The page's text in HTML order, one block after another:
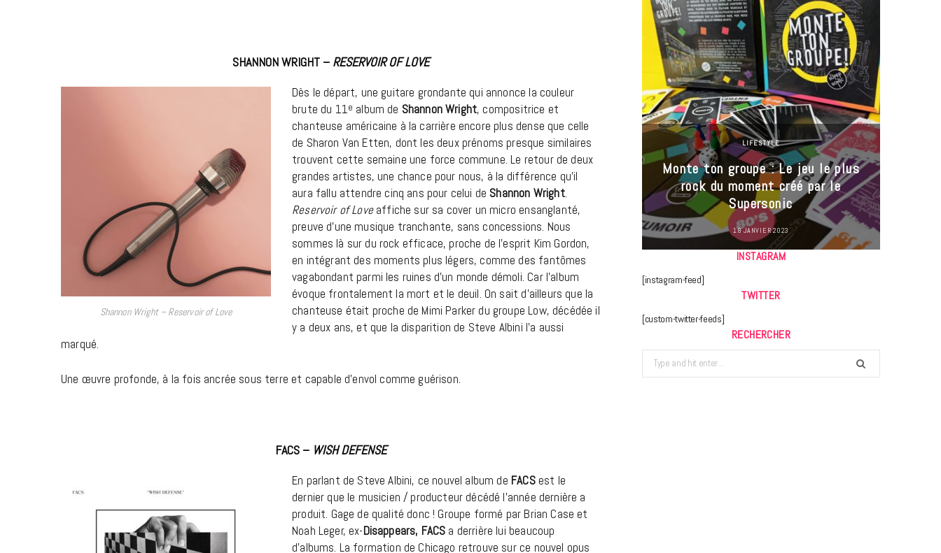
SHANNON WRIGHT – RESERVOIR OF LOVE
Shannon Wright – Reservoir of Love
Dès le départ, une guitare grondante qui annonce la couleur
brute du 11e album de Shannon Wright, compositrice et
chanteuse américaine à la carrière encore plus dense que celle
de Sharon Van Etten, dont les deux prénoms presque similaires
trouvent cette semaine une force commune. Le retour de deux
grandes artistes, une chance pour nous, à la différence qu’il
aura fallu attendre cinq ans pour celui de Shannon Wright.
Reservoir of Loveaffiche sur sa cover un micro ensanglanté,
preuve d’une musique tranchante, sans concessions. Nous
sommes là sur du rock efficace, proche de l’esprit Kim Gordon,
en intégrant des moments plus légers, comme des fantômes
vagabondant parmi les ruines d’un monde démoli. Car l’album
évoque frontalement la mort et le deuil. On sait d’ailleurs que la
chanteuse était proche de Mimi Parker du groupe Low, décédée il
y a deux ans, et que la disparition de Steve Albini l’a aussi
marqué.
Une œuvre profonde, à la fois ancrée sous terre et capable d’envol comme guérison.
FACS –WISH DEFENSE
En parlant de Steve Albini, ce nouvel album de FACSest le
dernier que le musicien / producteur décédé l’année dernière a
produit. Gage de qualité donc ! Groupe formé par Brian Case et
Noah Leger, ex-Disappears, FACS a derrière lui beaucoup
d’albums. La formation de Chicago retrouve sur ce nouvel opus
LIFESTYLE
Gainsbourg, toute une vie :
documentaire plus Ginsburg que
Gainsbarre à ne pas manquer sur
France 3
18 FÉVRIER 2021
LIFESTYLE
Monte ton groupe : Le jeu le plus
rock du moment créé par le
Supersonic
18 JANVIER 2023
INSTAGRAM
[instagram-feed]
TWITTER
[custom-twitter-feeds]
RECHERCHER
Search
for: